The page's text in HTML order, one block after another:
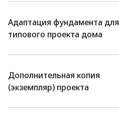
Адаптация фундамента для
типового проекта дома
Дополнительная копия
(экземпляр) проекта